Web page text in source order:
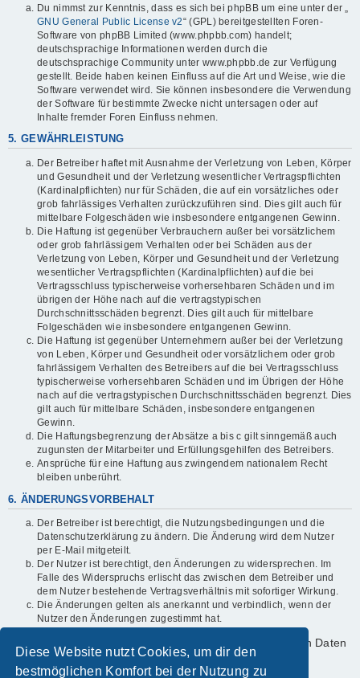
Diese Website nutzt Cookies, um dir den
bestmöglichen Komfort bei der Nutzung zu
Du nimmst zur Kenntnis, dass es sich bei phpBB um eine unter der „
GNU General Public License v2“ (GPL) bereitgestellten Foren-
Software von phpBB Limited (www.phpbb.com) handelt;
deutschsprachige Informationen werden durch die
deutschsprachige Community unter www.phpbb.de zur Verfügung
gestellt. Beide haben keinen Einfluss auf die Art und Weise, wie die
Software verwendet wird. Sie können insbesondere die Verwendung
der Software für bestimmte Zwecke nicht untersagen oder auf
Inhalte fremder Foren Einfluss nehmen.
5. GEWÄHRLEISTUNG
Der Betreiber haftet mit Ausnahme der Verletzung von Leben, Körper
und Gesundheit und der Verletzung wesentlicher Vertragspflichten
(Kardinalpflichten) nur für Schäden, die auf ein vorsätzliches oder
grob fahrlässiges Verhalten zurückzuführen sind. Dies gilt auch für
mittelbare Folgeschäden wie insbesondere entgangenen Gewinn.
Die Haftung ist gegenüber Verbrauchern außer bei vorsätzlichem
oder grob fahrlässigem Verhalten oder bei Schäden aus der
Verletzung von Leben, Körper und Gesundheit und der Verletzung
wesentlicher Vertragspflichten (Kardinalpflichten) auf die bei
Vertragsschluss typischerweise vorhersehbaren Schäden und im
übrigen der Höhe nach auf die vertragstypischen
Durchschnittsschäden begrenzt. Dies gilt auch für mittelbare
Folgeschäden wie insbesondere entgangenen Gewinn.
Die Haftung ist gegenüber Unternehmern außer bei der Verletzung
von Leben, Körper und Gesundheit oder vorsätzlichem oder grob
fahrlässigem Verhalten des Betreibers auf die bei Vertragsschluss
typischerweise vorhersehbaren Schäden und im Übrigen der Höhe
nach auf die vertragstypischen Durchschnittsschäden begrenzt. Dies
gilt auch für mittelbare Schäden, insbesondere entgangenen
Gewinn.
Die Haftungsbegrenzung der Absätze a bis c gilt sinngemäß auch
zugunsten der Mitarbeiter und Erfüllungsgehilfen des Betreibers.
Ansprüche für eine Haftung aus zwingendem nationalem Recht
bleiben unberührt.
6. ÄNDERUNGSVORBEHALT
Der Betreiber ist berechtigt, die Nutzungsbedingungen und die
Datenschutzerklärung zu ändern. Die Änderung wird dem Nutzer
per E-Mail mitgeteilt.
Der Nutzer ist berechtigt, den Änderungen zu widersprechen. Im
Falle des Widerspruchs erlischt das zwischen dem Betreiber und
dem Nutzer bestehende Vertragsverhältnis mit sofortiger Wirkung.
Die Änderungen gelten als anerkannt und verbindlich, wenn der
Nutzer den Änderungen zugestimmt hat.
Informationen über den Umgang mit deinen persönlichen Daten
sind in der Datenschutzerklärung enthalten.